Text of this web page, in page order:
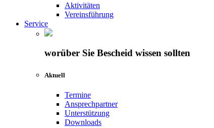
Aktivitäten
Vereinsführung
Service
worüber Sie Bescheid wissen sollten
Aktuell
Termine
Ansprechpartner
Unterstützung
Downloads